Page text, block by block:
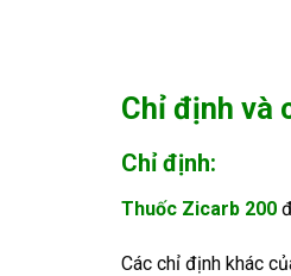
Chỉ định và
Chỉ định:
Thuốc Zicarb 200
Các chỉ định khác